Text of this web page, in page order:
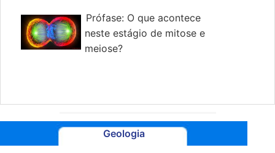
Prófase: O que acontece
neste estágio de mitose e
meiose?
Geologia